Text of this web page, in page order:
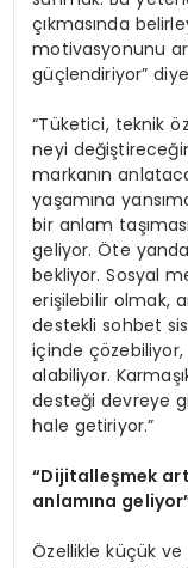
çıkmasında
motivasyonunu
güçlendiriyor”
“Tüketici, teknik
neyi
markanın
yaşamına
bir anlam
geliyor. Öte
bekliyor. Sosyal
erişilebilir olmak,
destekli sohbet
içinde
alabiliyor.
desteği devreye
hale getiriyor.”
“Dijitalleşmek
anlamına
Özellikle küçük